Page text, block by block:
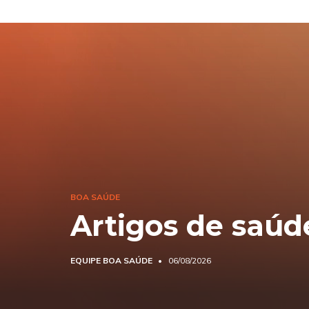
BOA SAÚDE
Artigos de
EQUIPE BOA SAÚDE 06/08/2026